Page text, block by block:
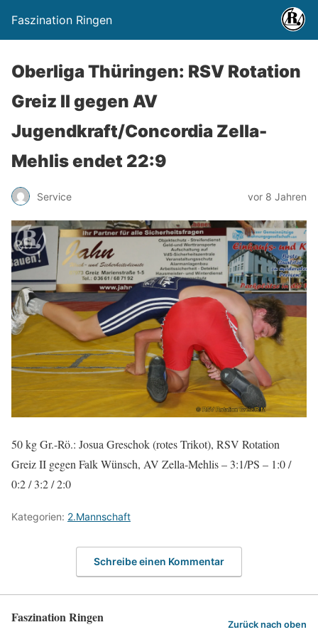
Faszination Ringen
Oberliga Thüringen: RSV Rotation
Greiz II gegen AV
Jugendkraft/Concordia Zella-
Mehlis endet 22:9
Service vor 8 Jahren
50 kg Gr.-Rö.: Josua Greschok (rotes Trikot), RSV Rotation
Greiz II gegen Falk Wünsch, AV Zella-Mehlis – 3:1/PS – 1:0 /
0:2 / 3:2 / 2:0
Kategorien: 2.Mannschaft
Schreibe einen Kommentar
Faszination Ringen Zurück nach oben